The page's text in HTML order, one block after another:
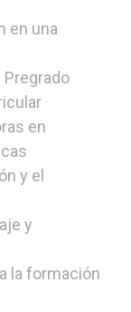
en una
en
y el
y
la formación